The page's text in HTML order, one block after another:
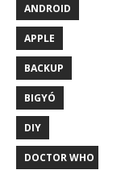
ANDROID
APPLE
BACKUP
BIGYÓ
DIY
DOCTOR WHO